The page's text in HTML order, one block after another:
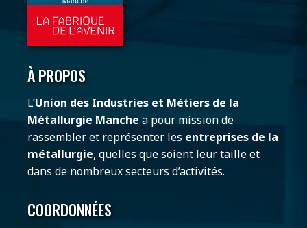
À PROPOS
L’Union des Industries et Métiers de la
Métallurgie Manche a pour mission de
rassembler et représenter les entreprises de la
métallurgie, quelles que soient leur taille et
dans de nombreux secteurs d’activités.
COORDONNÉES